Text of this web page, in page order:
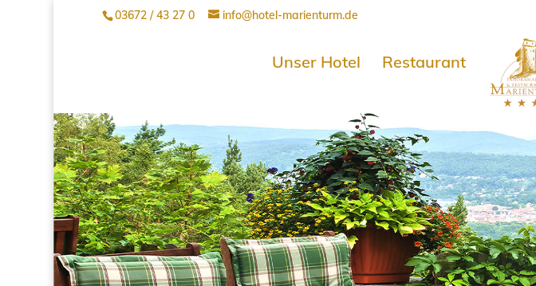
03672 / 43 27 0 info@hotel-marienturm.de
Unser Hotel Restaurant